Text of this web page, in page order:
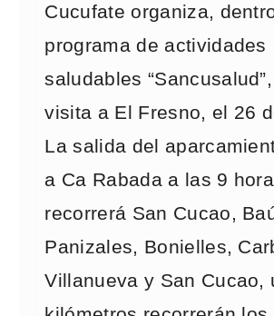
Cucufate organiza,
programa de actividades
saludables
visita a El Fresno, el 26
La salida del
a Ca Rabada a las 9
recorrerá San Cucao,
Panizales, Bonielles,
Villanueva y San Cucao,